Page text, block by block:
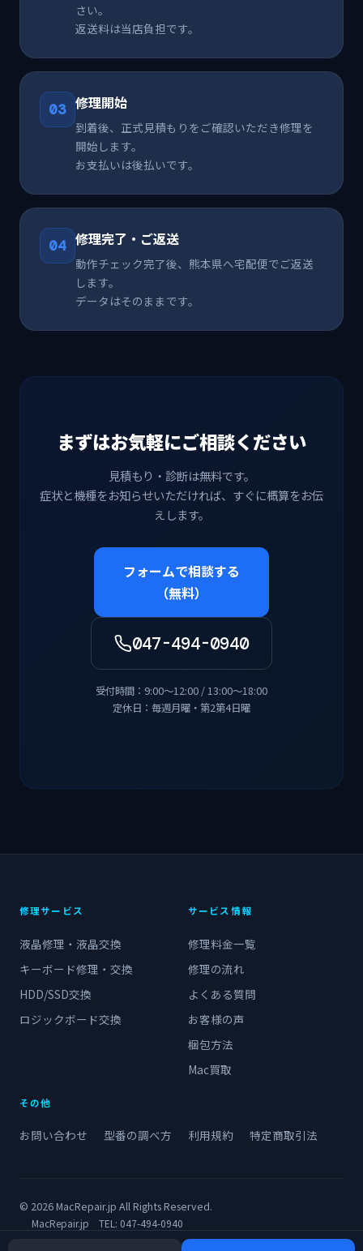
さい。
返送料は当店負担です。
03 修理開始
到着後、正式見積もりをご確認いただき修理を
開始します。
お支払いは後払いです。
04 修理完了・ご返送
動作チェック完了後、熊本県へ宅配便でご返送
します。
データはそのままです。
まずはお気軽にご相談ください
見積もり・診断は無料です。
症状と機種をお知らせいただければ、すぐに概算をお伝
えします。
フォームで相談する
（無料）
047-494-0940
受付時間：9:00〜12:00 / 13:00〜18:00
定休日：毎週月曜・第2第4日曜
修理サービス
液晶修理・液晶交換
キーボード修理・交換
HDD/SSD交換
ロジックボード交換
サービス情報
修理料金一覧
修理の流れ
よくある質問
お客様の声
梱包方法
Mac買取
その他
お問い合わせ 型番の調べ方 利用規約 特定商取引法
© 2026 MacRepair.jp All Rights Reserved.
MacRepair.jp TEL: 047-494-0940